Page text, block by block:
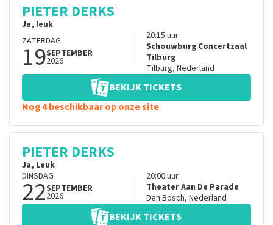
PIETER DERKS
Ja, leuk
ZATERDAG
19SEPTEMBER
2026
20:15 uur
Schouwburg Concertzaal
Tilburg
Tilburg, Nederland
BEKIJK TICKETS
Nog 4 beschikbaar op onze site
PIETER DERKS
Ja, Leuk
DINSDAG
22SEPTEMBER
2026
20:00uur
Theater Aan De Parade
Den Bosch, Nederland
BEKIJK TICKETS